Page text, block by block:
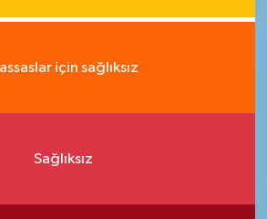
için sağlıksız
Sağlıksız